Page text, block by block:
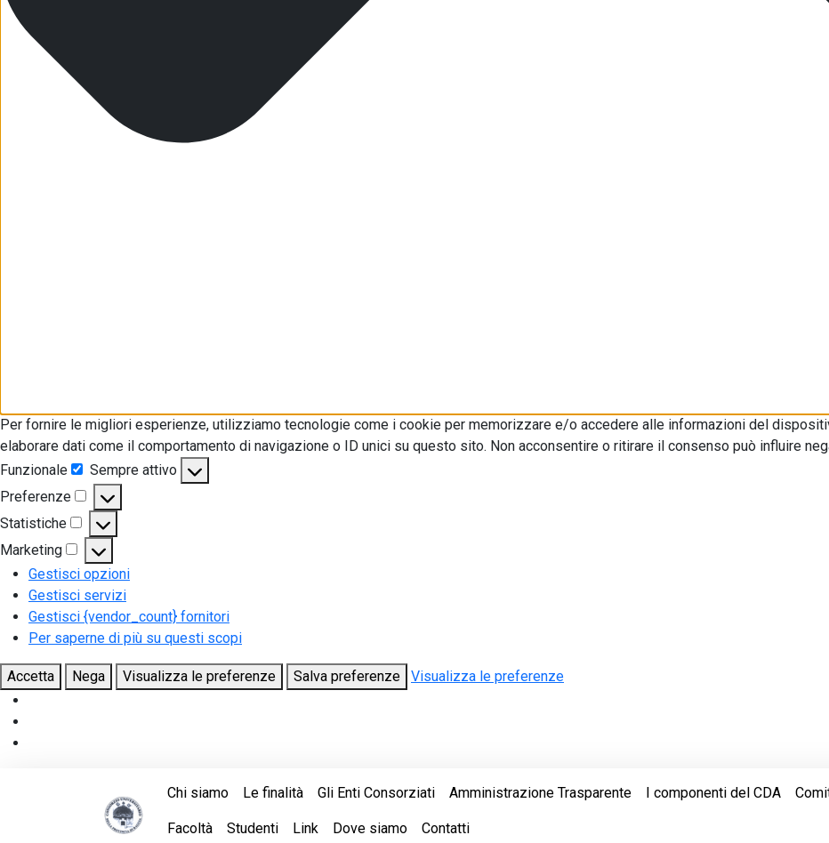
Per fornire le migliori esperienze, utilizziamo tecnologie come i cookie per memorizzare e/o accedere alle informazioni del
elaborare dati come il comportamento di navigazione o ID unici su questo sito. Non acconsentire o ritirare il consenso può influire
Funzionale
Funzionale
Sempre attivo
Preferenze
Preferenze
Statistiche
Statistiche
Marketing
Marketing
Gestisci opzioni
Gestisci servizi
Gestisci {vendor_count} fornitori
Per saperne di più su questi scopi
Accetta Nega Visualizza le preferenze Salva preferenze Visualizza le preferenze
Chi siamo Le finalità Gli Enti Consorziati Amministrazione Trasparente I componenti del CDA
Facoltà Studenti Link Dove siamo Contatti